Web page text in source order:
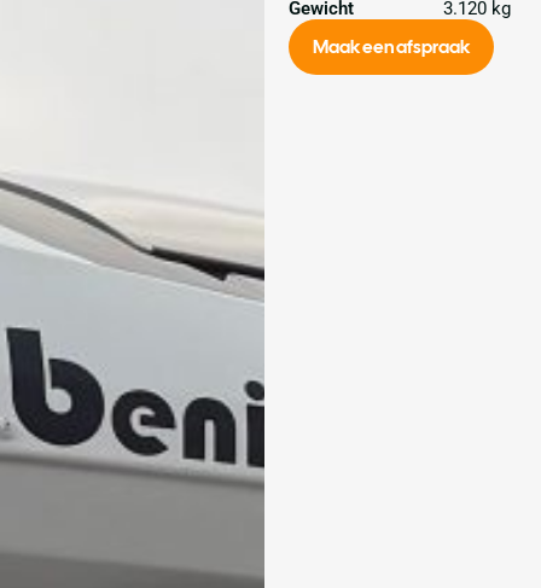
Gewicht
3.120 kg
Maak een afspraak